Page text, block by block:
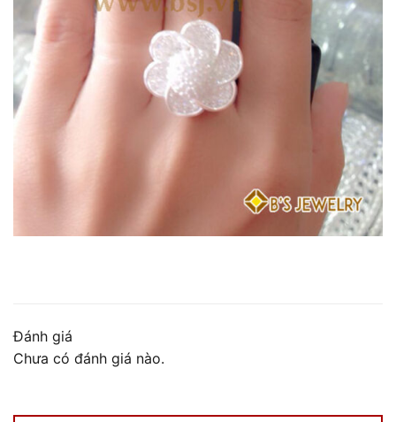
Đánh giá
Chưa có đánh giá nào.